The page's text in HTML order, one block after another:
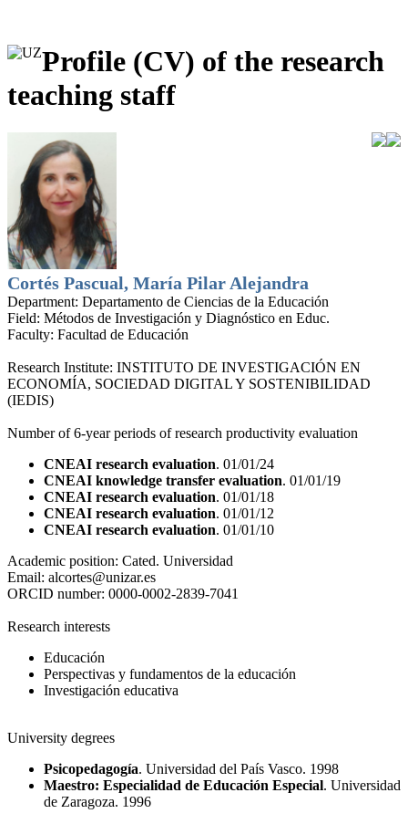
Profile (CV) of the research
teaching staff
Cortés Pascual, María Pilar Alejandra
Department: Departamento de Ciencias de la Educación
Field: Métodos de Investigación y Diagnóstico en Educ.
Faculty: Facultad de Educación
Research Institute: INSTITUTO DE INVESTIGACIÓN EN
ECONOMÍA, SOCIEDAD DIGITAL Y SOSTENIBILIDAD
(IEDIS)
Number of 6-year periods of research productivity evaluation
CNEAI research evaluation. 01/01/24
CNEAI knowledge transfer evaluation. 01/01/19
CNEAI research evaluation. 01/01/18
CNEAI research evaluation. 01/01/12
CNEAI research evaluation. 01/01/10
Academic position: Cated. Universidad
Email: alcortes@unizar.es
ORCID number: 0000-0002-2839-7041
Research interests
Educación
Perspectivas y fundamentos de la educación
Investigación educativa
University degrees
Psicopedagogía. Universidad del País Vasco. 1998
Maestro: Especialidad de Educación Especial. Universidad
de Zaragoza. 1996